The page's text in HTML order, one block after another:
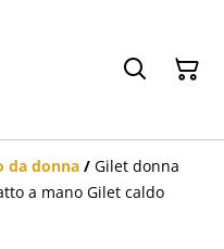
da donna / Gilet donna
a mano Gilet caldo